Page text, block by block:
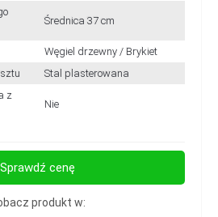
Średnica 37 cm
Węgiel drzewny / Brykiet
Stal plasterowana
z
Nie
Sprawdź cenę
produkt w: